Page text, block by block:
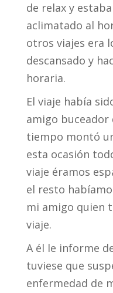
de relax y
aclimatado al
otros viajes era
descansado y
horaria.
El viaje había
amigo buceador
tiempo montó
esta ocasión
viaje éramos
el resto
mi amigo quien
viaje.
A él le informe
tuviese que
enfermedad de